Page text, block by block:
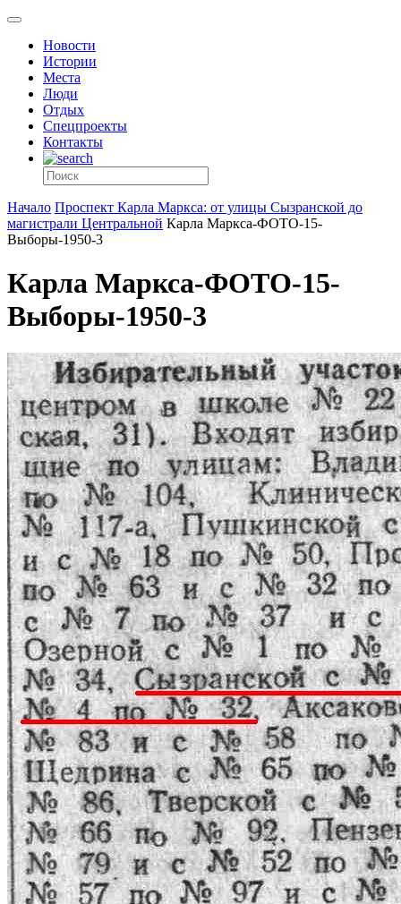
Новости
Истории
Места
Люди
Отдых
Спецпроекты
Контакты
Начало Проспект Карла Маркса: от улицы Сызранской до
магистрали Центральной Карла Маркса-ФОТО-15-
Выборы-1950-3
Карла Маркса-ФОТО-15-
Выборы-1950-3